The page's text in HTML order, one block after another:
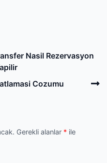
Nasil Rezervasyon
Cozumu
Gerekli alanlar * ile